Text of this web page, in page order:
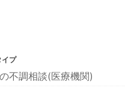
イプ
不調相談(医療機関)